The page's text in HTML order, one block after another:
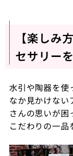
【楽しみ
セサリー
水引や陶器を使
なか見かけない
さんの思いが困
こだわりの一品